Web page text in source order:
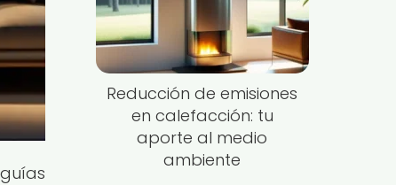
Reducción de emisiones
en calefacción: tu
aporte al medio
ambiente